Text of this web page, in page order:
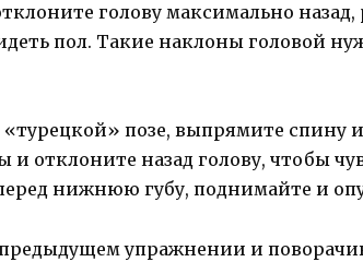
голову максимально
пол. Такие наклоны головой
«турецкой» позе, выпрямите спину
и отклоните назад голову, чтобы
нижнюю губу, поднимайте и
упражнении и